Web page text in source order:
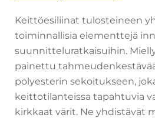
Keittöesiliinat tulosteineen
toiminnallisia elementtejä
suunnitteluratkaisuihin.
painettu
polyesterin sekoitukseen,
keittotilanteissa tapahtuvia
kirkkaat värit. Ne yhdistävät